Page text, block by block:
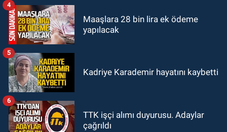
Maaşlara 28 bin lira ek ödeme
yapılacak
4
Kadriye Karademir hayatını kaybetti
5
TTK işçi alımı duyurusu. Adaylar
çağrıldı
6